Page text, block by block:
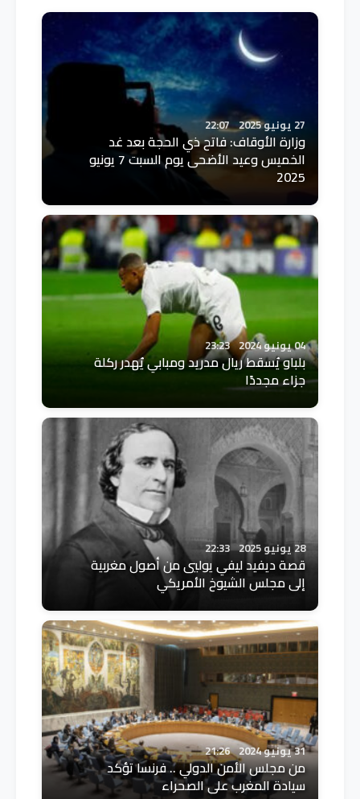
27 يونيو 2025 22:07
وزارة الأوقاف: فاتح ذي الحجة بعد غد
الخميس وعيد الأضحى يوم السبت 7 يونيو
2025
04 يونيو 2024 23:23
بلباو يُسقط ريال مدريد ومبابي يُهدر ركلة
جزاء مجددًا
28 يونيو 2025 22:33
قصة ديفيد ليفي يوليي من أصول مغربية
إلى مجلس الشيوخ الأمريكي
31 يونيو 2024 21:26
من مجلس الأمن الدولي .. فرنسا تؤكد
سيادة المغرب على الصحراء